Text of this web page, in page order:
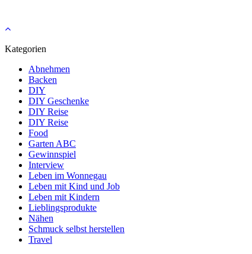
Kategorien
Abnehmen
Backen
DIY
DIY Geschenke
DIY Reise
DIY Reise
Food
Garten ABC
Gewinnspiel
Interview
Leben im Wonnegau
Leben mit Kind und Job
Leben mit Kindern
Lieblingsprodukte
Nähen
Schmuck selbst herstellen
Travel